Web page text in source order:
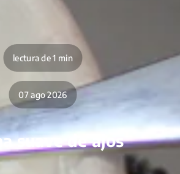
lectura de 1 min
07 ago 2026
suave de ajos